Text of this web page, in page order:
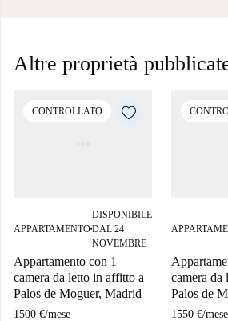
Altre proprietà
CONTROLLATO
APPARTAMENTO■
DISPONIBILE
DAL 24
NOVEMBRE
Appartamento con 1
camera da letto in affitto a
Palos de Moguer, Madrid
1500 €/mese
camera da
Palos de
1550 €/mese